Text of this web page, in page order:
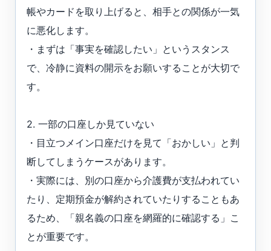
帳やカードを取り上げると、相手との関係が一気
に悪化します。
・まずは「事実を確認したい」というスタンス
で、冷静に資料の開示をお願いすることが大切で
す。
2. 一部の口座しか見ていない
・目立つメイン口座だけを見て「おかしい」と判
断してしまうケースがあります。
・実際には、別の口座から介護費が支払われてい
たり、定期預金が解約されていたりすることもあ
るため、「親名義の口座を網羅的に確認する」こ
とが重要です。